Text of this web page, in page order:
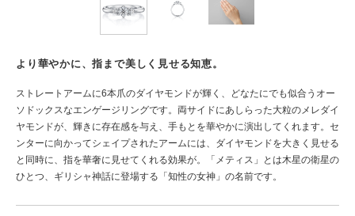
より華やかに、指まで美しく見せる知恵。
ストレートアームに6本爪のダイヤモンドが輝く、どなたにでも似合うオー
ソドックスなエンゲージリングです。両サイドにあしらった大粒のメレダイ
ヤモンドが、輝きに存在感を与え、手もとを華やかに演出してくれます。セ
ンターに向かってシェイプされたアームには、ダイヤモンドを大きく見せる
と同時に、指を華奢に見せてくれる効果が。「メティス」とは木星の衛星の
ひとつ、ギリシャ神話に登場する「知性の女神」の名前です。